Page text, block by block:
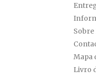
Sobre
Mapa
Livro